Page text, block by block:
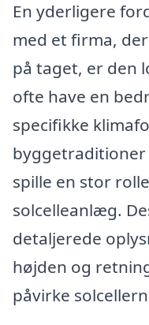
En yderligere
med et firma,
på taget, er den
ofte have en
specifikke
byggetraditioner
spille en stor
solcelleanlæg.
detaljerede
højden og
påvirke